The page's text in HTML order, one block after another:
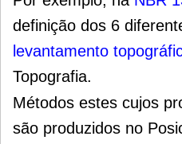
definição dos 6
levantamento
Topografia.
Métodos estes cujos
são produzidos no